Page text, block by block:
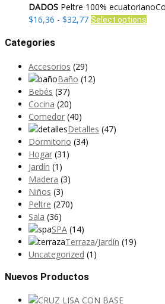
DADOS Peltre 100%
$16,36 - $32,77Rango
hasta
Select optionsEste
Categories
Accesorios (29)
Baño (12)
Bebés (37)
Cocina (20)
Comedor (40)
Detalles (47)
Dormitorio (34)
Hogar (31)
Jardín (1)
Madera (3)
Niños (3)
Peltre (270)
Sala (36)
SPA (14)
Terraza/Jardín (19)
Uncategorized (1)
Nuevos Productos